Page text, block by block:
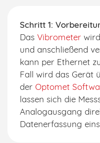
Schritt 1:
Das Vibrometer
und anschließend
kann per Ethernet
Fall wird das Gerät
der Optomet
lassen sich die
Analogausgang
Datenerfassung